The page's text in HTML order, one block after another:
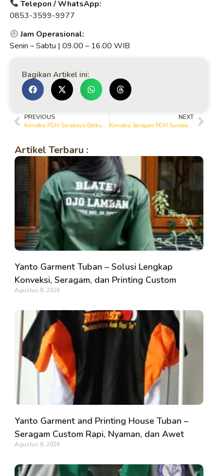
Telepon / WhatsApp:
0853-3599-9977
Jam Operasional:
Senin – Sabtu | 09.00 – 16.00 WIB
Bagikan Artikel ini:
PREVIOUS
Konveksi PDH Surabaya Berkualitas Tinggi | Custom Seragam Kantor & Lapangan
NEXT
Konveksi Seragam PDH Surabaya – Bahan Premium, Jahitan Rapi & Awet
Artikel Terbaru :
Yanto Garment Tuban – Solusi Lengkap
Konveksi, Seragam, dan Printing Custom
Agustus 8, 2026
Yanto Garment and Printing House Tuban –
Seragam Custom Rapi, Nyaman, dan Awet
Agustus 8, 2026